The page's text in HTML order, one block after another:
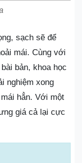
sạch sẽ để
mái. Cùng với
bản, khoa học
nghiệm xong
hẳn. Với một
giá cả lại cực